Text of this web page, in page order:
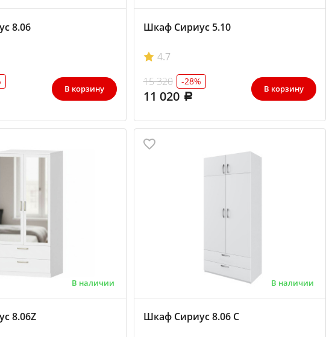
8.06
В корзину
Шкаф Сириус 5.10
4.7
15 320
-28%
11 020 В корзину
В наличии
8.06Z
В наличии
Шкаф Сириус 8.06 С